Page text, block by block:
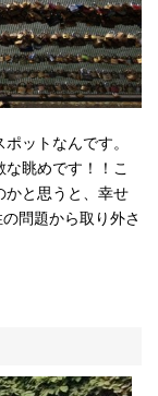
ットなんです。
眺めです！！こ
かと思うと、幸せ
問題から取り外さ